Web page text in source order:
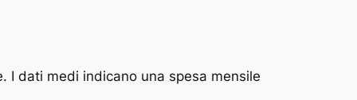
I dati medi indicano una spesa mensile